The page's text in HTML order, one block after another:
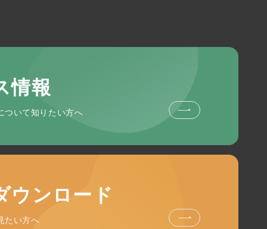
情報
ついて知りたい方へ
ウンロード
たい方へ